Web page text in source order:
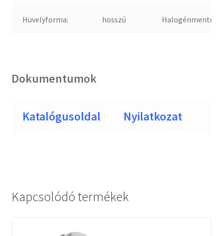
Hüvelyforma: hosszú Halogénmentes:
Dokumentumok
Katalógusoldal Nyilatkozat
Kapcsolódó termékek